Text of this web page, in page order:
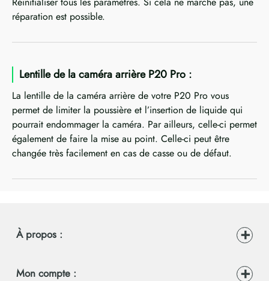
réparation est possible.
Lentille de la caméra arrière P20 Pro :
La lentille de la caméra arrière de votre P20 Pro vous
permet de limiter la poussière et l’insertion de liquide qui
pourrait endommager la caméra. Par ailleurs, celle-ci permet
également de faire la mise au point. Celle-ci peut être
changée très facilement en cas de casse ou de défaut.
À propos :
Mon compte :